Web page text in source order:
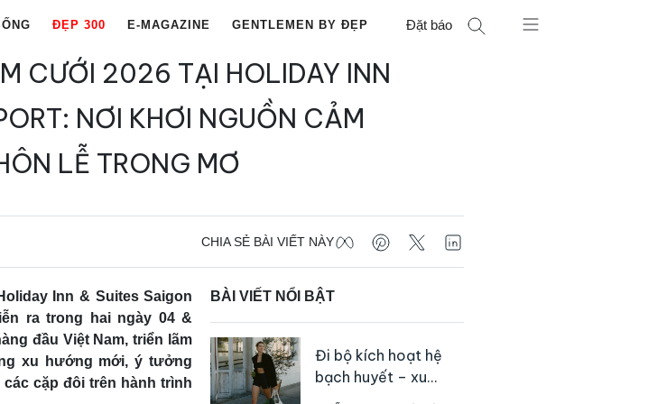
ĐẸP 300 E-MAGAZINE GENTLEMEN BY ĐẸP Đặt báo
CƯỚI 2026 TẠI HOLIDAY INN
NƠI KHƠI NGUỒN CẢM
LỄ TRONG MƠ
CHIA SẺ BÀI VIẾT NÀY
Inn & Suites Saigon
ra trong hai ngày 04 &
đầu Việt Nam, triển lãm
xu hướng mới, ý tưởng
cặp đôi trên hành trình
BÀI VIẾT NỔI BẬT
Đi bộ kích hoạt hệ
bạch huyết – xu
hướng tập luyện đơn